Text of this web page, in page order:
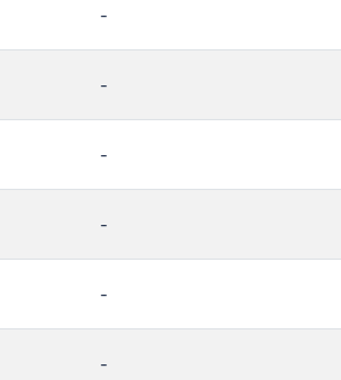
-
-
-
-
-
-